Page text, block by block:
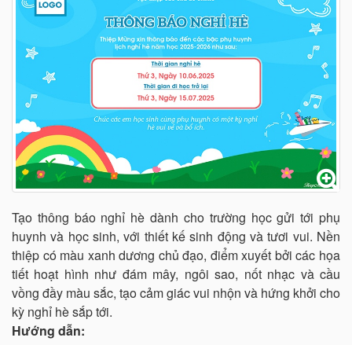
Tạo thông báo nghỉ hè dành cho trường học gửi tới phụ
huynh và học sinh, với thiết kế sinh động và tươi vui. Nền
thiệp có màu xanh dương chủ đạo, điểm xuyết bởi các họa
tiết hoạt hình như đám mây, ngôi sao, nốt nhạc và cầu
vồng đầy màu sắc, tạo cảm giác vui nhộn và hứng khởi cho
kỳ nghỉ hè sắp tới.
Hướng dẫn: